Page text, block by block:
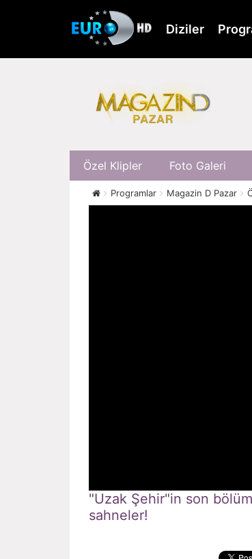
Diziler
Özel Klipler Foto Galeri
Programlar Magazin D Pazar
"Uzak Şehir"in son
sahneler!